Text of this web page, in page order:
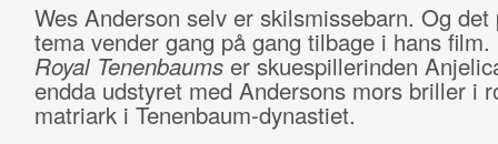
Wes Anderson selv er skilsmissebarn. Og det
tema vender gang på gang tilbage i hans
Royal Tenenbaumser skuespillerinden
endda udstyret med Andersons mors briller i
matriark i Tenenbaum-dynastiet.